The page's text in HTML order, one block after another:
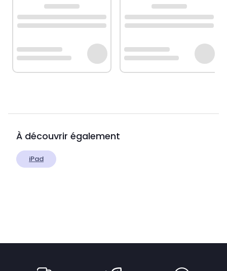
À découvrir également
iPad